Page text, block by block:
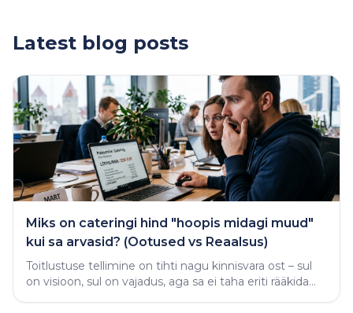
Latest blog posts
Miks on cateringi hind "hoopis midagi muud"
kui sa arvasid? (Ootused vs Reaalsus)
Toitlustuse tellimine on tihti nagu kinnisvara ost – sul
on visioon, sul on vajadus, aga sa ei taha eriti rääkida